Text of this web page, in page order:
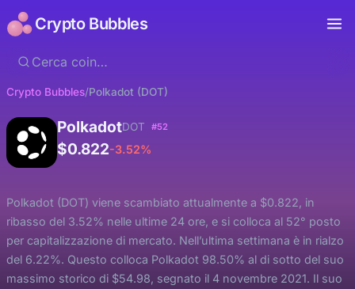
Crypto Bubbles
Crypto Bubbles/Polkadot (DOT)
PolkadotDOT #52
$0.822-3.52%
Polkadot (DOT) viene scambiato attualmente a $0.822, in
ribasso del 3.52% nelle ultime 24 ore, e si colloca al 52° posto
per capitalizzazione di mercato. Nell’ultima settimana è in rialzo
del 6.22%. Questo colloca Polkadot 98.50% al di sotto del suo
massimo storico di $54.98, segnato il 4 novembre 2021. Il suo